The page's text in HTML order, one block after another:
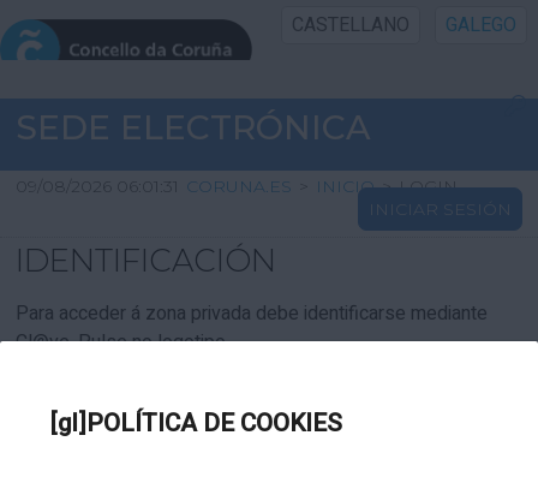
[gl]POLÍTICA DE COOKIES
CASTELLANO GALEGO
INICIO SEDE
INICIO
INFORMACIÓN PÚBLICA
CARTAFOL CIDADÁN
SEDE ELECTRÓNICA
09/08/2026 06:01:31 CORUNA.ES > INICIO > LOGIN
INICIAR SESIÓN
IDENTIFICACIÓN
Para acceder á zona privada debe identificarse mediante
Cl@ve. Pulse no logotipo